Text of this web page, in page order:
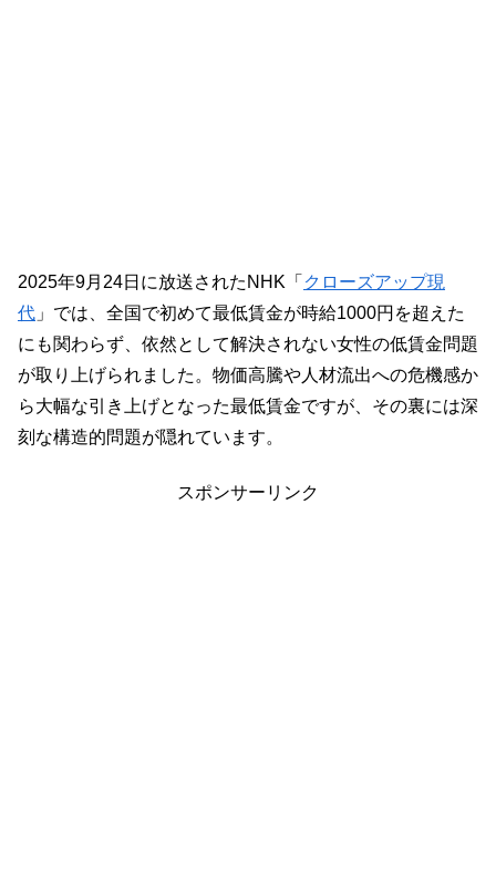
2025年9月24日に放送されたNHK「 クローズアップ現
代 」では、全国で初めて最低賃金が時給1000円を超えた
にも関わらず、依然として解決されない女性の低賃金問題
が取り上げられました。物価高騰や人材流出への危機感か
ら大幅な引き上げとなった最低賃金ですが、その裏には深
刻な構造的問題が隠れています。
スポンサーリンク